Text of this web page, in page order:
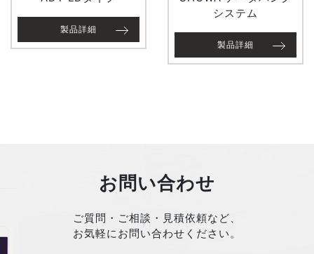
製品詳細
システム
製品詳細
お問い合わせ
ご質問・ご相談・見積依頼など、
お気軽にお問い合わせください。